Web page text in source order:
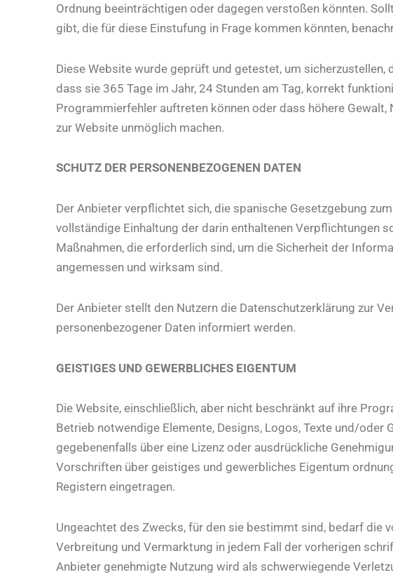
Ordnung beeinträchtigen oder dagegen verstoßen könnten.
gibt, die für diese Einstufung in Frage kommen könnten,
Diese Website wurde geprüft und getestet, um
dass sie 365 Tage im Jahr, 24 Stunden am Tag, korrekt
Programmierfehler auftreten können oder dass höhere
zur Website unmöglich machen.
SCHUTZ DER PERSONENBEZOGENEN DATEN
Der Anbieter verpflichtet sich, die spanische Gesetzgebung
vollständige Einhaltung der darin enthaltenen Verpflichtungen
Maßnahmen, die erforderlich sind, um die Sicherheit der
angemessen und wirksam sind.
Der Anbieter stellt den Nutzern die Datenschutzerklärung zur
personenbezogener Daten informiert werden.
GEISTIGES UND GEWERBLICHES EIGENTUM
Die Website, einschließlich, aber nicht beschränkt auf ihre
Betrieb notwendige Elemente, Designs, Logos, Texte und/
gegebenenfalls über eine Lizenz oder ausdrückliche
Vorschriften über geistiges und gewerbliches Eigentum
Registern eingetragen.
Ungeachtet des Zwecks, für den sie bestimmt sind, bedarf die
Verbreitung und Vermarktung in jedem Fall der vorherigen
Anbieter genehmigte Nutzung wird als schwerwiegende